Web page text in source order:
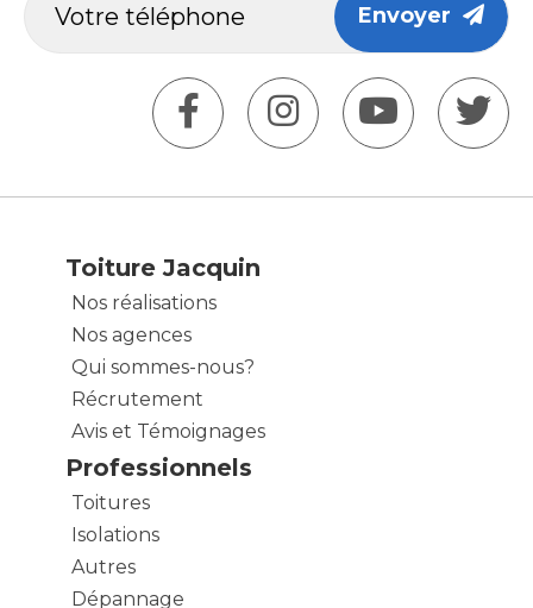
Envoyer
Toiture Jacquin
Nos réalisations
Nos agences
Qui sommes-nous?
Récrutement
Avis et Témoignages
Professionnels
Toitures
Isolations
Autres
Dépannage